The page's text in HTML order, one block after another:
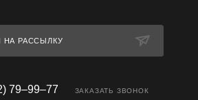
НА РАССЫЛКУ
79‒99‒77 ЗАКАЗАТЬ ЗВОНОК